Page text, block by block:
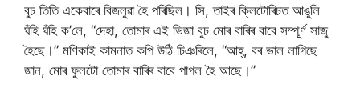
বুচ তিতি একেবাৰে বিজলুৱা হৈ পৰিছিল। সি, তাইৰ ক্লিটোৰিচত আঙুলি
ঘঁহি ঘঁহি ক’লে, “দেহা, তোমাৰ এই ভিজা বুচ মোৰ বাৰিৰ বাবে সম্পূৰ্ণ সাজু
হৈছে।” মণিকাই কামনাত কপি উঠি চিঞৰিলে, “আহ্, বৰ ভাল লাগিছে
জান, মোৰ ফুলটো তোমাৰ বাৰিৰ বাবে পাগল হৈ আছে।”